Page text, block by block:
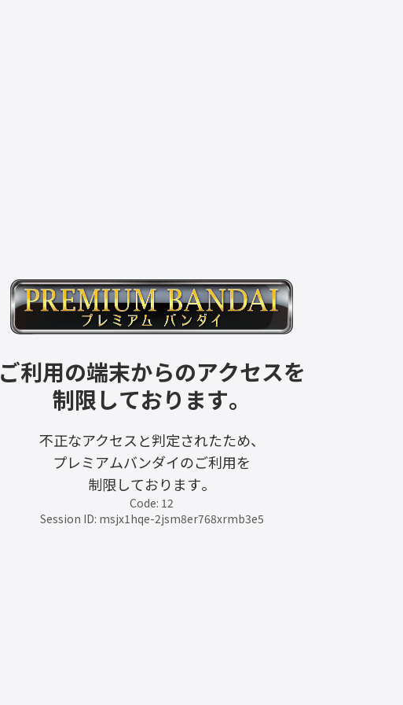
ご利用の端末からのアクセスを
制限しております。
不正なアクセスと判定されたため、
プレミアムバンダイのご利用を
制限しております。
Code: 12
Session ID: msjx1hqe-2jsm8er768xrmb3e5